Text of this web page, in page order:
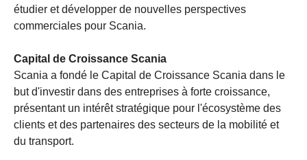
étudier et développer de nouvelles perspectives
commerciales pour Scania.
Capital de Croissance Scania
Scania a fondé le Capital de Croissance Scania dans le
but d'investir dans des entreprises à forte croissance,
présentant un intérêt stratégique pour l'écosystème des
clients et des partenaires des secteurs de la mobilité et
du transport.